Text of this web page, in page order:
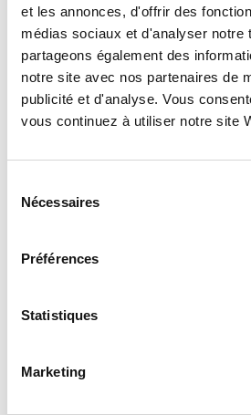
et les annonces, d'offrir des
médias sociaux et d'analyser notre
partageons également des
notre site avec nos partenaires de
publicité et d'analyse. Vous
vous continuez à utiliser notre site
Nécessaires
Préférences
Statistiques
Marketing